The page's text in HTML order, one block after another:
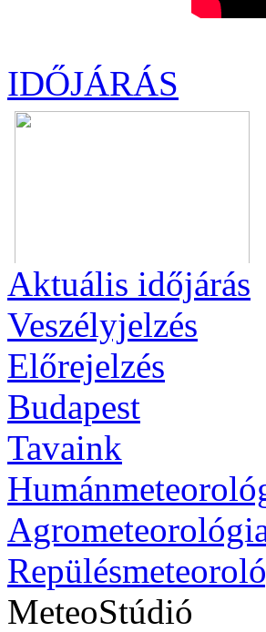
IDŐJÁRÁS
Aktuális időjárás
Veszélyjelzés
Előrejelzés
Budapest
Tavaink
MeteoStúdió